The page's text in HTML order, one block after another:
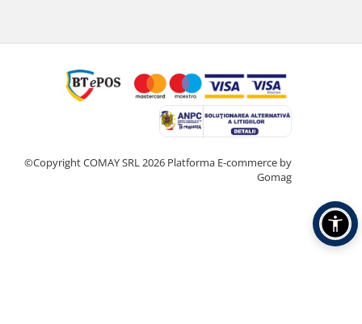
©Copyright COMAY SRL 2026 Platforma E-commerce by
Gomag